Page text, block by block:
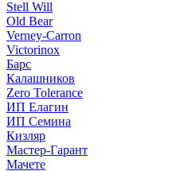
Stell Will
Old Bear
Verney-Carron
Victorinox
Барс
Калашников
Zero Tolerance
ИП Елагин
ИП Семина
Кизляр
Мастер-Гарант
Мачете